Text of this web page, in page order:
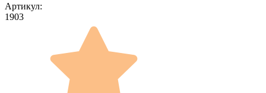
Артикул:
1903